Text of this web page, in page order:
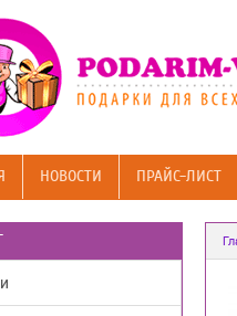
НОВОСТИ ПРАЙС-ЛИСТ